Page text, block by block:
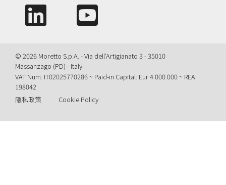
© 2026 Moretto S.p.A. - Via dell'Artigianato 3 - 35010
Massanzago (PD) - Italy
VAT Num. IT02025770286 ~ Paid-in Capital: Eur 4.000.000 ~ REA
198042
隐私政策
Cookie Policy